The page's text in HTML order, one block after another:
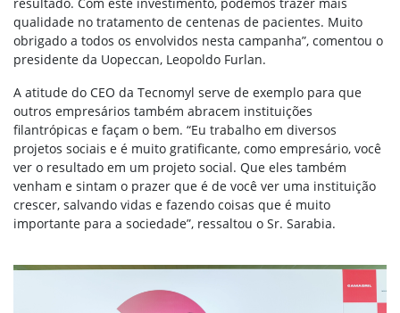
qualidade no tratamento de centenas de pacientes. Muito
obrigado a todos os envolvidos nesta campanha”, comentou o
presidente da Uopeccan, Leopoldo Furlan.
A atitude do CEO da Tecnomyl serve de exemplo para que
outros empresários também abracem instituições
filantrópicas e façam o bem. “Eu trabalho em diversos
projetos sociais e é muito gratificante, como empresário, você
ver o resultado em um projeto social. Que eles também
venham e sintam o prazer que é de você ver uma instituição
crescer, salvando vidas e fazendo coisas que é muito
importante para a sociedade”, ressaltou o Sr. Sarabia.